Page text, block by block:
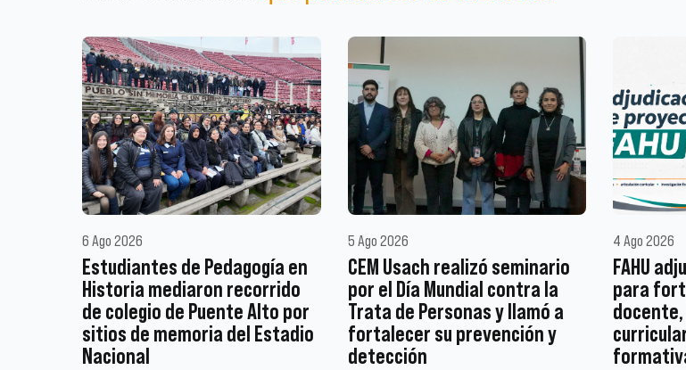
6 Ago 2026
Estudiantes de Pedagogía en
Historia mediaron recorrido
de colegio de Puente Alto por
sitios de memoria del Estadio
Nacional
5 Ago 2026
CEM Usach realizó seminario
por el Día Mundial contra la
Trata de Personas y llamó a
fortalecer su prevención y
detección
4 Ago 2026
FAHU
para